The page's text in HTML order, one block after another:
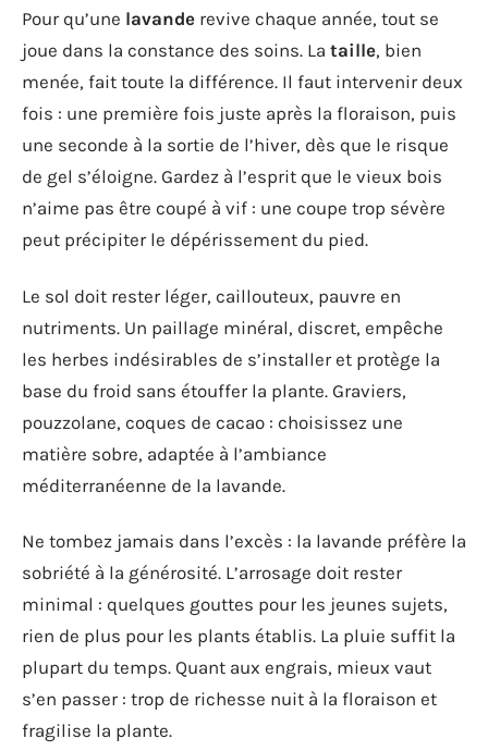
Pour qu’une lavande revive chaque année, tout se
joue dans la constance des soins. La taille, bien
menée, fait toute la différence. Il faut intervenir deux
fois : une première fois juste après la floraison, puis
une seconde à la sortie de l’hiver, dès que le risque
de gel s’éloigne. Gardez à l’esprit que le vieux bois
n’aime pas être coupé à vif : une coupe trop sévère
peut précipiter le dépérissement du pied.
Le sol doit rester léger, caillouteux, pauvre en
nutriments. Un paillage minéral, discret, empêche
les herbes indésirables de s’installer et protège la
base du froid sans étouffer la plante. Graviers,
pouzzolane, coques de cacao : choisissez une
matière sobre, adaptée à l’ambiance
méditerranéenne de la lavande.
Ne tombez jamais dans l’excès : la lavande préfère la
sobriété à la générosité. L’arrosage doit rester
minimal : quelques gouttes pour les jeunes sujets,
rien de plus pour les plants établis. La pluie suffit la
plupart du temps. Quant aux engrais, mieux vaut
s’en passer : trop de richesse nuit à la floraison et
fragilise la plante.